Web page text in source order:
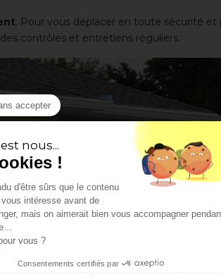
. Pour vous déplacer en toute sécurité et
contrôles et entretiens réguliers.
accepter
nous...
!
d'être sûrs que le contenu
intéresse avant de
mais on aimerait bien vous accompagner
vous ?
Consentements certifiés par